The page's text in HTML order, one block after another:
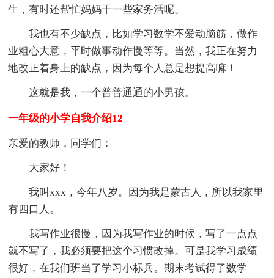
生，有时还帮忙妈妈干一些家务活呢。
我也有不少缺点，比如学习数学不爱动脑筋，做作
业粗心大意，平时做事动作慢等等。当然，我正在努力
地改正着身上的缺点，因为每个人总是想提高嘛！
这就是我，一个普普通通的小男孩。
一年级的小学自我介绍12
亲爱的教师，同学们：
大家好！
我叫xxx，今年八岁。因为我是蒙古人，所以我家里
有四口人。
我写作业很慢，因为我写作业的时候，写了一点点
就不写了，我必须要把这个习惯改掉。可是我学习成绩
很好，在我们班当了学习小标兵。期末考试得了数学